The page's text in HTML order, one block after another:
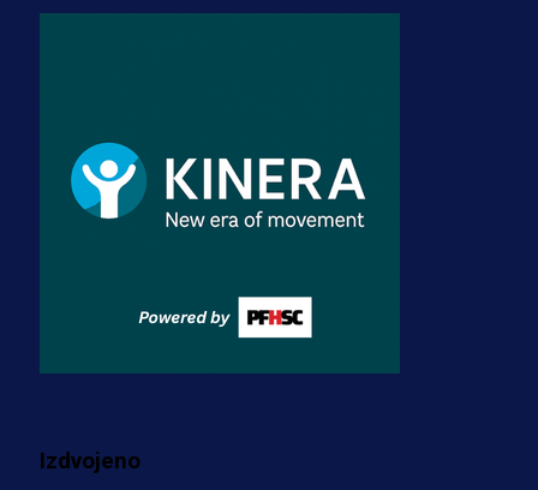
dres BiH!
3 sedmica 3 dan
Premijer liga BiH
za pranje novca, pretresaju
prostorije FK Borac!
Izdvojeno